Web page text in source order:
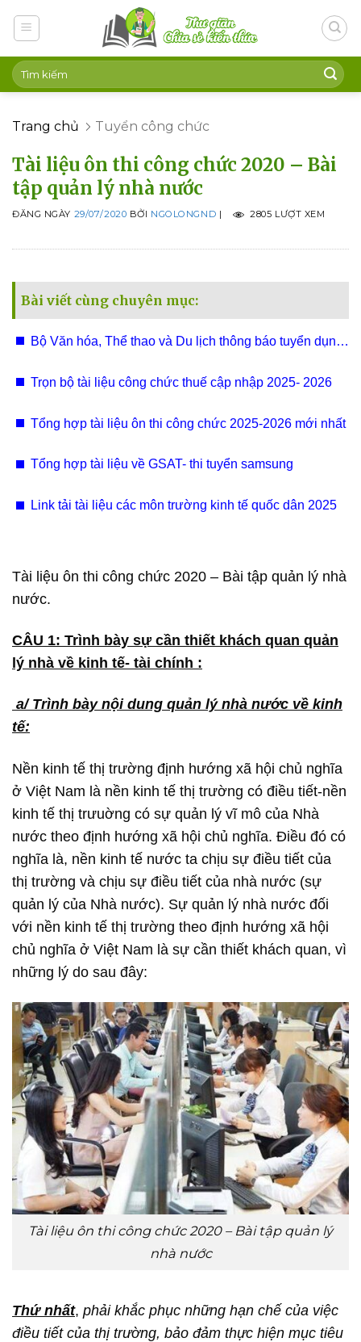
Trang chủ Tuyển công chức
Tài liệu ôn thi công chức 2020 – Bài
tập quản lý nhà nước
ĐĂNG NGÀY 29/07/2020 BỞI NGOLONGND | 2805 LƯỢT XEM
Bài viết cùng chuyên mục:
Bộ Văn hóa, Thể thao và Du lịch thông báo tuyển dụng
Trọn bộ tài liệu công chức thuế cập nhập 2025- 2026
Tổng hợp tài liệu ôn thi công chức 2025-2026 mới nhất
Tổng hợp tài liệu về GSAT- thi tuyển samsung
Link tải tài liệu các môn trường kinh tế quốc dân 2025
Tài liệu ôn thi công chức 2020 – Bài tập quản lý nhà
nước.
CÂU 1: Trình bày sự cần thiết khách quan quản
lý nhà về kinh tế- tài chính :
a/ Trình bày nội dung quản lý nhà nước về kinh
tế:
Nền kinh tế thị trường định hướng xã hội chủ nghĩa
ở Việt Nam là nền kinh tế thị trường có điều tiết-nền
kinh tế thị trưuờng có sự quản lý vĩ mô của Nhà
nước theo định hướng xã hội chủ nghĩa. Điều đó có
nghĩa là, nền kinh tế nước ta chịu sự điều tiết của
thị trường và chịu sự điều tiết của nhà nước (sự
quản lý của Nhà nước). Sự quản lý nhà nước đối
với nền kinh tế thị trường theo định hướng xã hội
chủ nghĩa ở Việt Nam là sự cần thiết khách quan, vì
những lý do sau đây:
Tài liệu ôn thi công chức 2020 – Bài tập quản lý
nhà nước
Thứ nhất, phải khắc phục những hạn chế của việc
điều tiết của thị trường, bảo đảm thực hiện mục tiêu